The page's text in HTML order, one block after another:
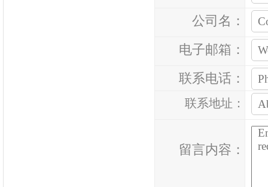
公司名：
电子邮箱：
联系电话：
联系地址：
留言内容：